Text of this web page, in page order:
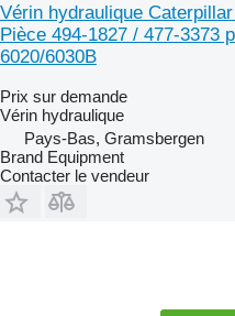
Vérin hydraulique
Pièce 494-1827 / 477-3373
6020/6030B
Prix sur demande
Vérin hydraulique
Pays-Bas, Gramsbergen
Brand Equipment
Contacter le vendeur